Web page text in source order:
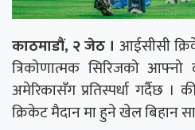
काठमाडौं, २ जेठ । आईसीसी
त्रिकोणात्मक सिरिजको
अमेरिकासँग प्रतिस्पर्धा गर्दैछ ।
क्रिकेट मैदान मा हुने खेल बिहान